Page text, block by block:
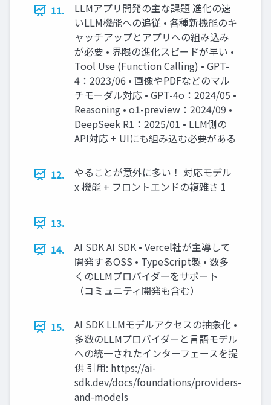
11.
LLMアプリ開発の主な課題 進化の速
いLLM機能への追従 • 各種新機能のキ
ャッチアップとアプリへの組み込み
が必要 • 界隈の進化スピードが早い •
Tool Use (Function Calling) • GPT-
4：2023/06 • 画像やPDFなどのマル
チモーダル対応 • GPT-4o：2024/05 •
Reasoning • o1-preview：2024/09 •
DeepSeek R1：2025/01 • LLM側の
API対応 + UIにも組み込む必要がある
12.
やることが意外に多い！ 対応モデル
x 機能 + フロントエンドの複雑さ 1
13.
14.
AI SDK AI SDK • Vercel社が主導して
開発するOSS • TypeScript製 • 数多
くのLLMプロバイダーをサポート
（コミュニティ開発も含む）
15.
AI SDK LLMモデルアクセスの抽象化 •
多数のLLMプロバイダーと言語モデル
への統一されたインターフェースを提
供 引用: https://ai-
sdk.dev/docs/foundations/providers-
and-models